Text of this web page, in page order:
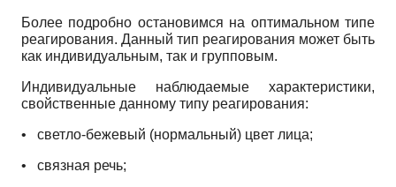
Более подробно остановимся на оптимальном типе
реагирования. Данный тип реагирования может быть
как индивидуальным, так и групповым.
Индивидуальные наблюдаемые характеристики,
свойственные данному типу реагирования:
• светло-бежевый (нормальный) цвет лица;
• связная речь;